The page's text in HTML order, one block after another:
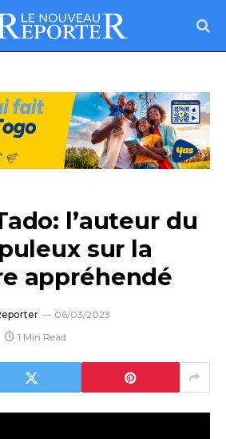
l’auteur du
sur la
appréhendé
06/03/2023
1 Min Read